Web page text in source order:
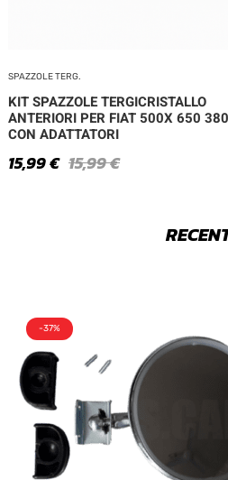
SPAZZOLE TERG.
KIT SPAZZOLE TERGICRISTALLO
ANTERIORI PER FIAT 500X 650
CON ADATTATORI
15,99€
15,99€
-37%